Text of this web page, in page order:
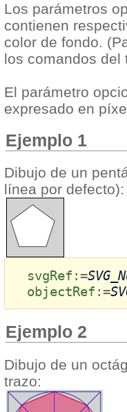
Los parámetros
contienen
color de fondo.
los comandos
El parámetro
expresado en
Ejemplo 1
Dibujo de un
línea por defecto):
svgRef :=
objectRef :=
Ejemplo 2
Dibujo de un
trazo: